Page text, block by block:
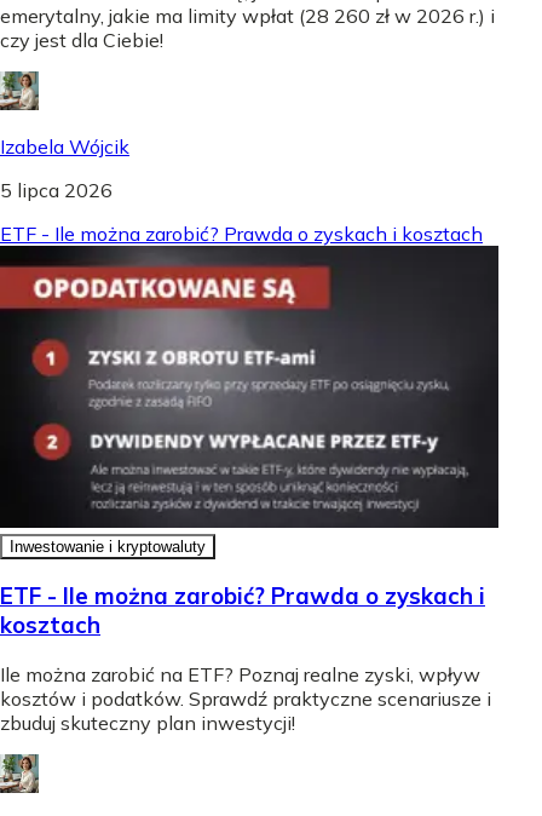
emerytalny, jakie ma limity wpłat (28 260 zł w 2026 r.) i
czy jest dla Ciebie!
Izabela Wójcik
5 lipca 2026
ETF - Ile można zarobić? Prawda o zyskach i kosztach
Inwestowanie i kryptowaluty
ETF - Ile można zarobić? Prawda o zyskach i
kosztach
Ile można zarobić na ETF? Poznaj realne zyski, wpływ
kosztów i podatków. Sprawdź praktyczne scenariusze i
zbuduj skuteczny plan inwestycji!